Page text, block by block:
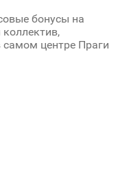
бонусы на
центре Праги